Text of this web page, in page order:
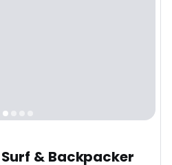
Surf & Backpacker